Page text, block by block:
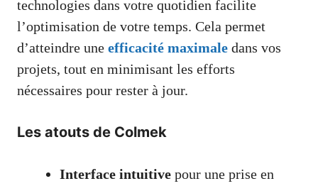
technologies dans votre quotidien facilite
l’optimisation de votre temps. Cela permet
d’atteindre une efficacité maximale dans vos
projets, tout en minimisant les efforts
nécessaires pour rester à jour.
Les atouts de Colmek
Interface intuitive pour une prise en